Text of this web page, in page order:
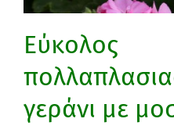
Εύκολος
γεράνι με